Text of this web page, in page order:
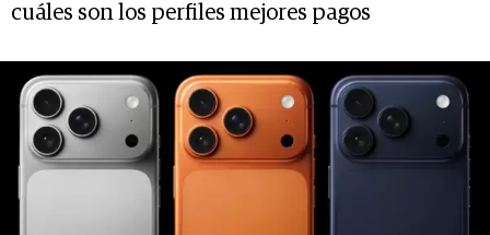
cuáles son los perfiles mejores pagos